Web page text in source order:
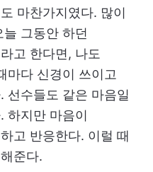
마찬가지였다. 많이
그동안 하던
고 한다면, 나도
마다 신경이 쓰이고
선수들도 같은 마음일
하지만 마음이
고 반응한다. 이럴 때
준다.